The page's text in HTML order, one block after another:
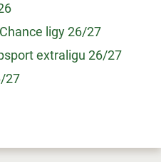
ligy 26/27
extraligu 26/27
27